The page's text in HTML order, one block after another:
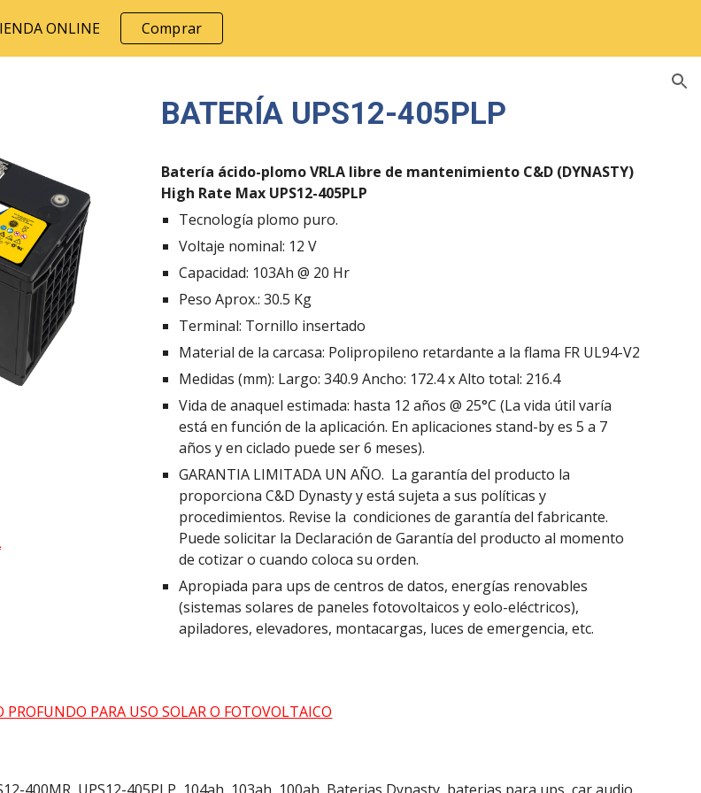
ONLINE Comprar
BATERÍA UPS12-405PLP
Batería ácido-plomo VRLA libre de mantenimiento C&D (DYNASTY)
High Rate Max UPS12-405PLP
Tecnología plomo puro.
Voltaje nominal: 12 V
Capacidad: 103Ah @ 20 Hr
Peso Aprox.: 30.5 Kg
Terminal: Tornillo insertado
Material de la carcasa: Polipropileno retardante a la flama FR UL94-V2
Medidas (mm): Largo:340.9 Ancho: 172.4 x Alto total: 216.4
Vida de anaquel estimada: hasta 12 años @ 25°C (La vida útil varía
está en función de la aplicación. En aplicaciones stand-by es 5 a 7
años y en ciclado puede ser 6 meses).
GARANTIA LIMITADA UN AÑO. La garantía del producto la
proporciona C&D Dynasty y está sujeta a sus políticas y
procedimientos. Revise la condiciones de garantía del fabricante.
Puede solicitar la Declaración de Garantía del producto al momento
de cotizar o cuando coloca su orden.
Apropiada para ups de centros de datos, energías renovables
(sistemas solares de paneles fotovoltaicos y eolo-eléctricos),
apiladores, elevadores, montacargas, luces de emergencia, etc.
PROFUNDO PARA USO SOLAR O FOTOVOLTAICO